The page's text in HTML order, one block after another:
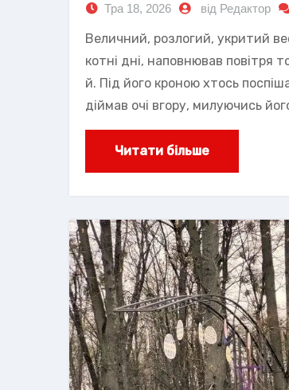
Тра 18, 2026 від Редактор
Величний, розлогий, укритий
котні дні, наповнював повітря
й. Під його кроною хтось
діймав очі вгору, милуючись
Читати більше